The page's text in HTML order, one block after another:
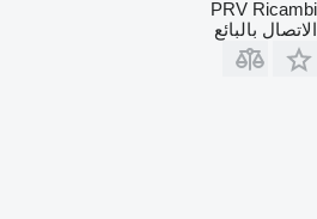
PRV Ricambi
الاتصال بالبائع